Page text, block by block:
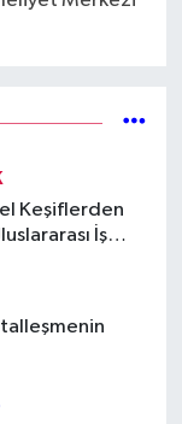
Keşiflerden
İş